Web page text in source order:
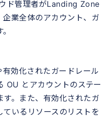
ド管理者がLanding Zone
業全体のアカウント、ガ
効化されたガードレール
OU とアカウントのステー
。また、有効化されたガ
いるリソースのリストを